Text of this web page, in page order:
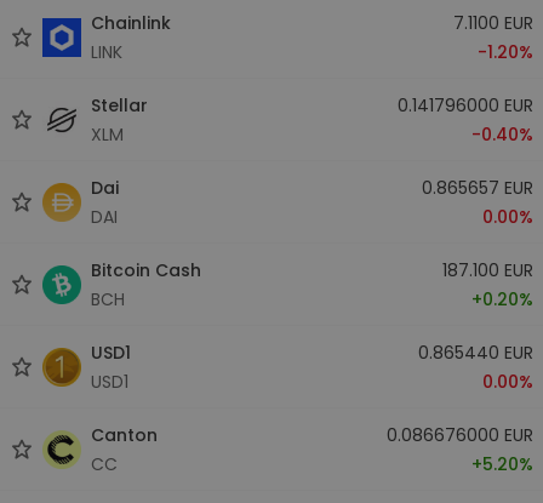
Chainlink
LINK
7.1100 EUR
-1.20%
Stellar
XLM
0.141796000 EUR
-0.40%
Dai
DAI
0.865657 EUR
0.00%
Bitcoin Cash
BCH
187.100 EUR
+0.20%
USD1
USD1
0.865440 EUR
0.00%
Canton
CC
0.086676000 EUR
+5.20%